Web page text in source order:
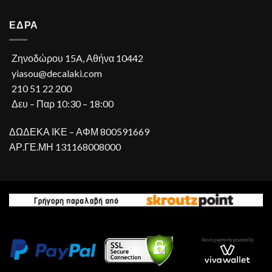
ΕΔΡΑ
Ζηνοδώρου 15A, Αθήνα 10442
yiasou@decalaki.com
210 51 22 200
Δευ – Παρ 10:30 – 18:00
ΔΩΔΕΚΑ ΙΚΕ – ΑΦΜ 800591669
ΑΡ.ΓΕ.ΜΗ 131168008000